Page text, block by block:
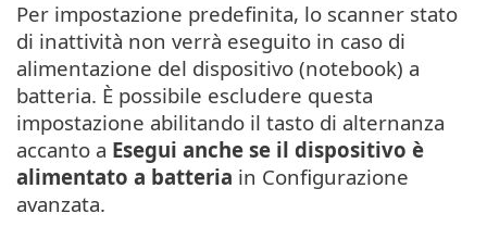
Per impostazione predefinita, lo scanner stato
di inattività non verrà eseguito in caso di
alimentazione del dispositivo (notebook) a
batteria. È possibile escludere questa
impostazione abilitando il tasto di alternanza
accanto a Esegui anche se il dispositivo è
alimentato a batteria in Configurazione
avanzata.